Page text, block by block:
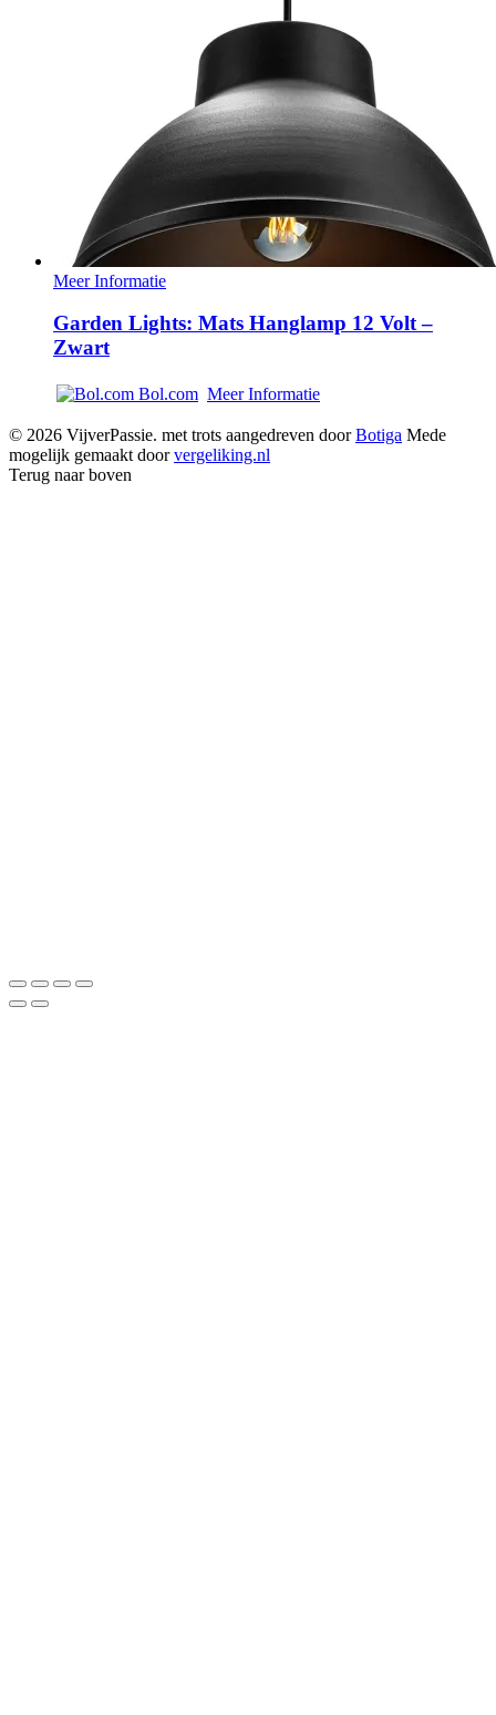
Meer Informatie
Garden Lights: Mats Hanglamp 12 Volt –
Zwart
Bol.com Meer Informatie
© 2026 VijverPassie. met trots aangedreven doorBotiga Mede
mogelijk gemaakt doorvergeliking.nl
Terug naar boven